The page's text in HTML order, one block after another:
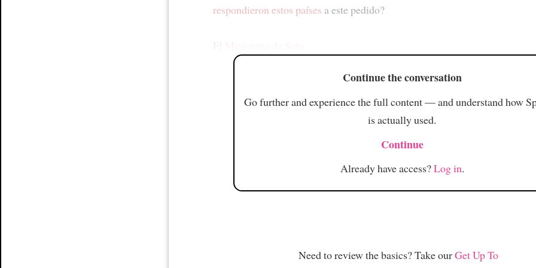
respondieron estos países a este pedido?
Continue the conversation
Go further and experience the full content — and understand how
is actually used.
Continue
Already have access?Log in.
Need to review the basics? Take ourGet Up To